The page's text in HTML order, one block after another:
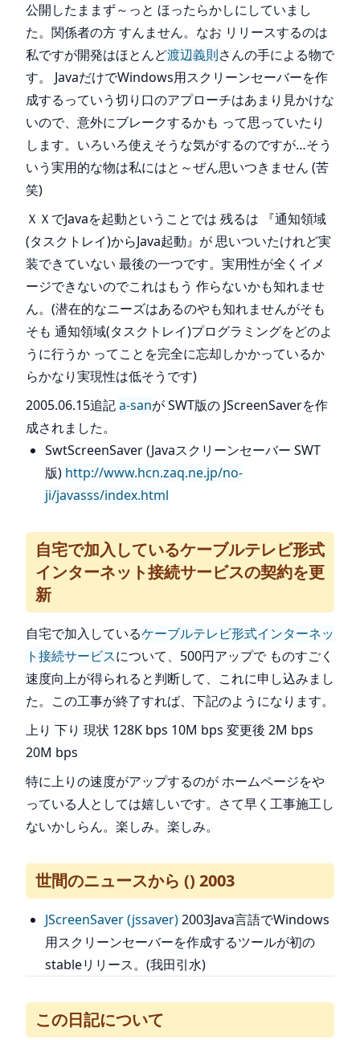
公開したままず～っと ほったらかしにしていまし
た。関係者の方 すんません。なお リリースするのは
私ですが開発はほとんど渡辺義則さんの手による物で
す。 JavaだけでWindows用スクリーンセーバーを作
成するっていう切り口のアプローチはあまり見かけな
いので、意外にブレークするかも って思っていたり
します。いろいろ使えそうな気がするのですが…そう
いう実用的な物は私にはと～ぜん思いつきません (苦
笑)
ＸＸでJavaを起動ということでは 残るは 『通知領域
(タスクトレイ)からJava起動』が 思いついたけれど実
装できていない 最後の一つです。実用性が全くイメ
ージできないのでこれはもう 作らないかも知れませ
ん。(潜在的なニーズはあるのやも知れませんがそも
そも 通知領域(タスクトレイ)プログラミングをどのよ
うに行うか ってことを完全に忘却しかかっているか
らかなり実現性は低そうです)
2005.06.15追記a-sanが SWT版の JScreenSaverを作
成されました。
SwtScreenSaver (Javaスクリーンセーバー SWT
版) http://www.hcn.zaq.ne.jp/no-
ji/javasss/index.html
自宅で加入しているケーブルテレビ形式
インターネット接続サービスの契約を更
新
自宅で加入しているケーブルテレビ形式インターネッ
ト接続サービスについて、500円アップで ものすごく
速度向上が得られると判断して、これに申し込みまし
た。この工事が終了すれば、下記のようになります。
上り 下り 現状 128K bps 10M bps 変更後 2M bps
20M bps
特に上りの速度がアップするのが ホームページをや
っている人としては嬉しいです。さて早く工事施工し
ないかしらん。楽しみ。楽しみ。
世間のニュースから () 2003
JScreenSaver (jssaver)2003Java言語でWindows
用スクリーンセーバーを作成するツールが初の
stableリリース。(我田引水)
この日記について